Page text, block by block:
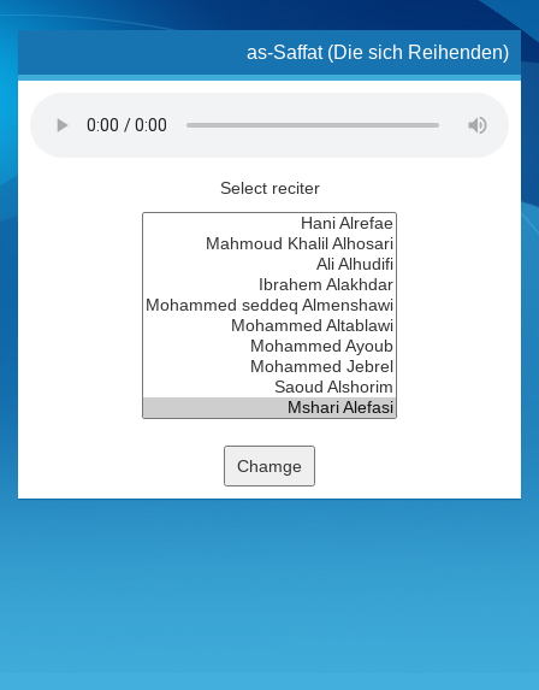
as-Saffat (Die sich Reihenden)
Select reciter